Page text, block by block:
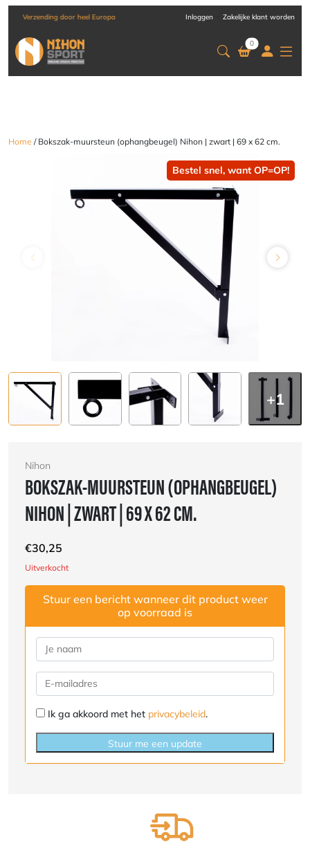
Verzending door heel Europa Inloggen Zakelijke klant worden
0
Home / Bokszak-muursteun (ophangbeugel) Nihon | zwart | 69 x 62 cm.
Bestel snel, want OP=OP!
+1
Nihon
BOKSZAK-MUURSTEUN (OPHANGBEUGEL)
NIHON | ZWART | 69 X 62 CM.
€30,25
Uitverkocht
Stuur een bericht wanneer dit product weer
op voorraad is
Ik ga akkoord met het privacybeleid.
Stuur me een update